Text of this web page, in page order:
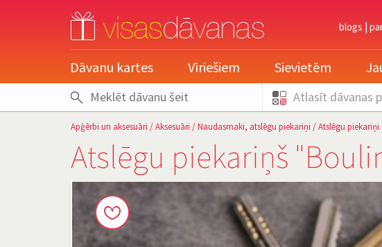
blogs |
pieslēgties
Dāvanu kartes Vīriešiem Sievietēm
Atlasīt dāvanas
Apģērbi un aksesuāri /Aksesuāri /Naudasmaki, atslēgu piekariņi /Atslēgu piekariņi
Atslēgu piekariņš